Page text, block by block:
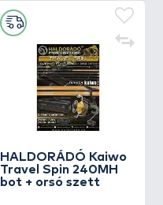
HALDORÁDÓ Kaiwo
Travel Spin 240MH
bot + orsó szett